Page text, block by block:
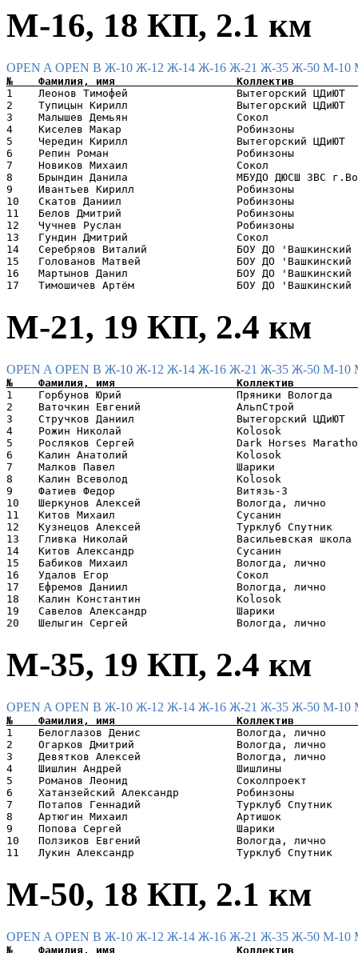
М-16, 18 КП, 2.1 км
OPEN A OPEN B Ж-10 Ж-12 Ж-14 Ж-16 Ж-21 Ж-35 Ж-50 М-10
1    Леонов Тимофей
2    Тупицын Кирилл                 Вытегорский
3    Малышев Демьян                 Сокол
4    Киселев Макар                  Робинзоны
5    Чередин Кирилл                 Вытегорский
6    Репин Роман                    Робинзоны
7    Новиков Михаил                 Сокол
8    Брындин Данила                 МБУДО ДЮСШ ЗВС
9    Ивантьев Кирилл                Робинзоны
10   Скатов Даниил                  Робинзоны
11   Белов Дмитрий                  Робинзоны
12   Чучнев Руслан                  Робинзоны
13   Гундин Дмитрий                 Сокол
14   Серебряов Виталий              БОУ ДО
15   Голованов Матвей               БОУ
16   Мартынов Данил                 БОУ
М-21, 19 КП, 2.4 км
OPEN A OPEN B Ж-10 Ж-12 Ж-14 Ж-16 Ж-21 Ж-35 Ж-50 М-10
1    Горбунов Юрий                  Пряники
2    Ваточкин Евгений               АльпСтрой
3    Стручков Даниил                Вытегорский
4    Рожин Николай                  Kolosok
5    Росляков Сергей                Dark Horses
6    Калин Анатолий                 Kolosok
7    Малков Павел                   Шарики
8    Калин Всеволод                 Kolosok
9    Фатиев Федор                   Витязь-3
10   Шеркунов Алексей               Вологда,
11   Китов Михаил                   Сусанин
12   Кузнецов Алексей               Турклуб
13   Гливка Николай                 Васильевская
14   Китов Александр                Сусанин
15   Бабиков Михаил                 Вологда,
16   Удалов Егор                    Сокол
17   Ефремов Даниил                 Вологда,
18   Калин Константин               Kolosok
19   Савелов Александр              Шарики
М-35, 19 КП, 2.4 км
OPEN A OPEN B Ж-10 Ж-12 Ж-14 Ж-16 Ж-21 Ж-35 Ж-50 М-10
1    Белоглазов Денис               Вологда,
2    Огарков Дмитрий                Вологда,
3    Девятков Алексей               Вологда,
4    Шишлин Андрей                  Шишлины
5    Романов Леонид                 Соколпроект
6    Хатанзейский Александр         Робинзоны
7    Потапов Геннадий               Турклуб
8    Артюгин Михаил                 Артишок
9    Попова Сергей                  Шарики
10   Ползиков Евгений               Вологда,
М-50, 18 КП, 2.1 км
OPEN A OPEN B Ж-10 Ж-12 Ж-14 Ж-16 Ж-21 Ж-35 Ж-50 М-10